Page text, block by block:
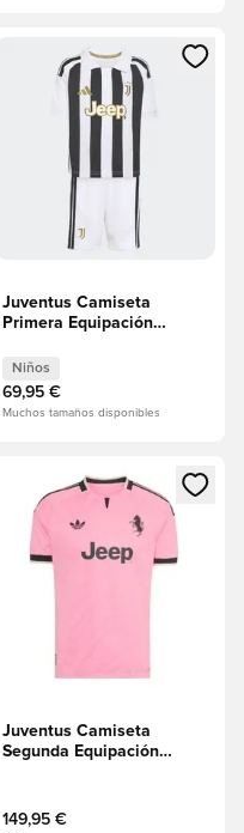
Abre un modal para iniciar
Juventus Camiseta
Primera Equipación
Niños
69,95 €
Muchos tamaños disponibles
o registrarse como
Abre un modal para iniciar
Juventus Camiseta
Segunda Equipación
149,95 €